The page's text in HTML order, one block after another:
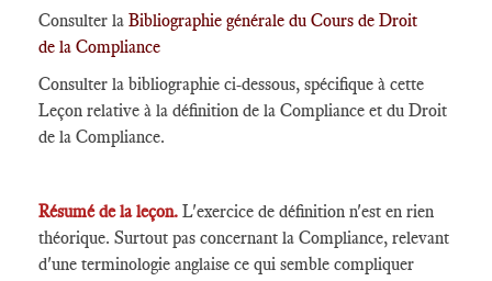
Consulter la Bibliographie générale du Cours de Droit
de la Compliance
Consulter la bibliographie ci-dessous, spécifique à cette
Leçon relative à la définition de la Compliance et du Droit
de la Compliance.
Résumé de la leçon. L'exercice de définition n'est en rien
théorique. Surtout pas concernant la Compliance, relevant
d'une terminologie anglaise ce qui semble compliquer